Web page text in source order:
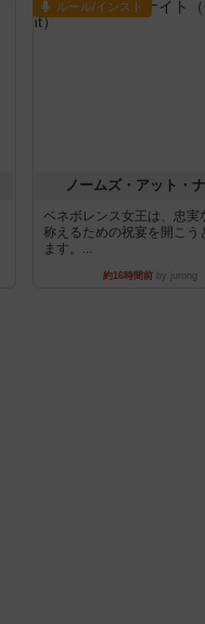
ルール/インスト
ノームズ・アット・
ベネボレンス女王は、忠実
称えるための祝宴を開こう
ます。...
約16時間前by jurong